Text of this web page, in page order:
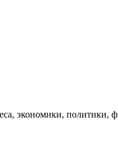
экономики, политики,